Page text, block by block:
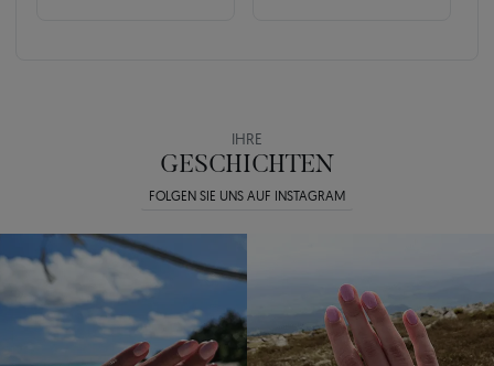
IHRE
GESCHICHTEN
FOLGEN SIE UNS AUF INSTAGRAM